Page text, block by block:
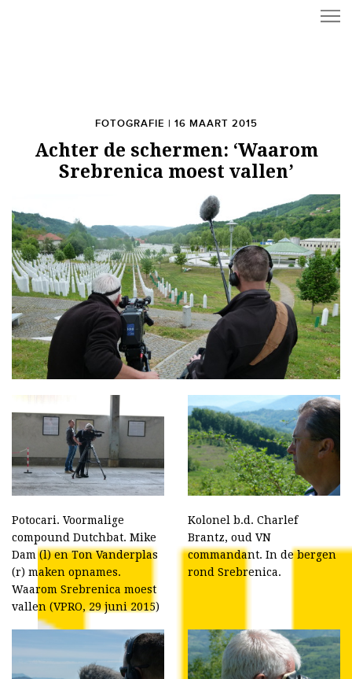
FOTOGRAFIE | 16 MAART 2015
Achter de schermen: ‘Waarom
Srebrenica moest vallen’
Potocari. Voormalige
compound Dutchbat. Mike
Dam (l) en Ton Vanderplas
(r) maken opnames.
Waarom Srebrenica moest
vallen (VPRO, 29 juni 2015)
Kolonel b.d. Charlef
Brantz, oud VN
commandant. In de bergen
rond Srebrenica.